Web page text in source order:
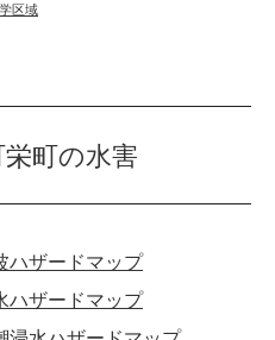
区域
町の水害
ハザードマップ
ハザードマップ